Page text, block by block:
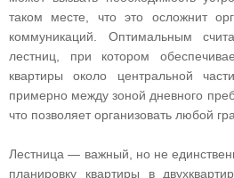
таком месте, что это осложнит
коммуникаций. Оптимальным
лестниц, при котором
квартиры около центральной
примерно между зоной дневного
что позволяет организовать любой
Лестница — важный, но не
планировку квартиры в